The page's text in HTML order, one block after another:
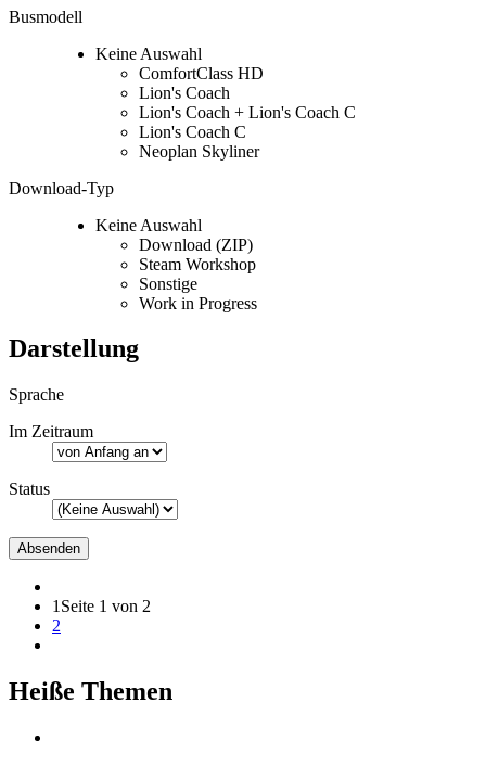
Busmodell
Keine Auswahl
ComfortClass HD
Lion's Coach
Lion's Coach + Lion's Coach C
Lion's Coach C
Neoplan Skyliner
Download-Typ
Keine Auswahl
Download (ZIP)
Steam Workshop
Sonstige
Work in Progress
Darstellung
Sprache
Im Zeitraum
Status
1 Seite 1 von 2
2
Heiße Themen